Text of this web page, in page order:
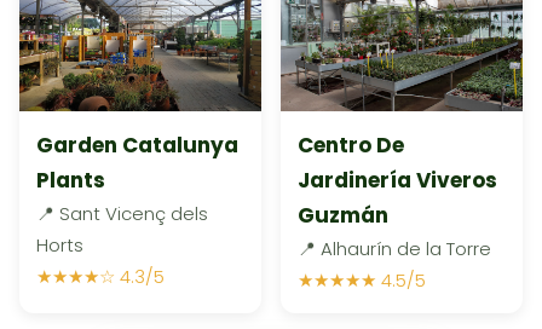
Garden Catalunya
Plants
📍 Sant Vicenç dels
Horts
★★★★☆ 4.3/5
Centro De
Jardinería Viveros
Guzmán
📍 Alhaurín de la Torre
★★★★★ 4.5/5